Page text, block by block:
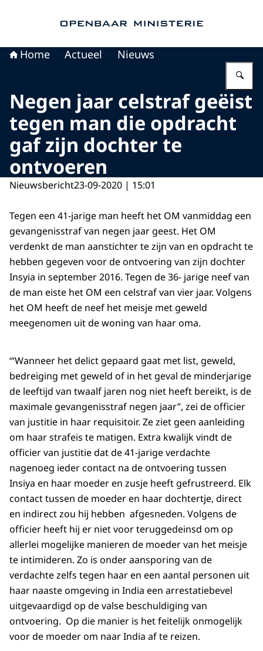
Home Actueel Nieuws
Negen jaar celstraf geëist
tegen man die opdracht
gaf zijn dochter te
ontvoeren
Nieuwsbericht23-09-2020 | 15:01
Tegen een 41-jarige man heeft het OM vanmiddag een
gevangenisstraf van negen jaar geest. Het OM
verdenkt de man aanstichter te zijn van en opdracht te
hebben gegeven voor de ontvoering van zijn dochter
Insyia in september 2016. Tegen de 36- jarige neef van
de man eiste het OM een celstraf van vier jaar. Volgens
het OM heeft de neef het meisje met geweld
meegenomen uit de woning van haar oma.
“‘Wanneer het delict gepaard gaat met list, geweld,
bedreiging met geweld of in het geval de minderjarige
de leeftijd van twaalf jaren nog niet heeft bereikt, is de
maximale gevangenisstraf negen jaar”, zei de officier
van justitie in haar requisitoir. Ze ziet geen aanleiding
om haar strafeis te matigen. Extra kwalijk vindt de
officier van justitie dat de 41-jarige verdachte
nagenoeg ieder contact na de ontvoering tussen
Insiya en haar moeder en zusje heeft gefrustreerd. Elk
contact tussen de moeder en haar dochtertje, direct
en indirect zou hij hebben afgesneden. Volgens de
officier heeft hij er niet voor teruggedeinsd om op
allerlei mogelijke manieren de moeder van het meisje
te intimideren. Zo is onder aansporing van de
verdachte zelfs tegen haar en een aantal personen uit
haar naaste omgeving in India een arrestatiebevel
uitgevaardigd op de valse beschuldiging van
ontvoering. Op die manier is het feitelijk onmogelijk
voor de moeder om naar India af te reizen.